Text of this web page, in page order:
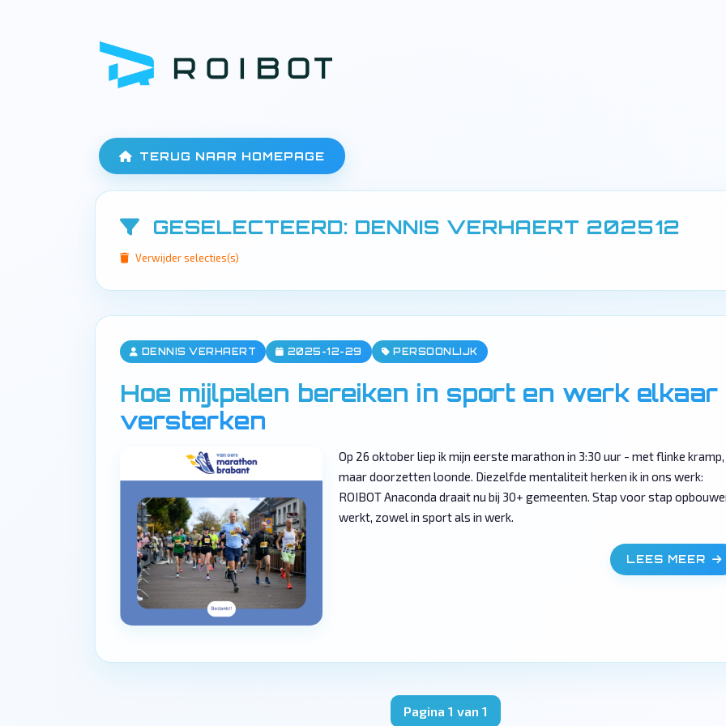
TERUG NAAR HOMEPAGE
GESELECTEERD: DENNIS VERHAERT 202512
Verwijder selecties(s)
DENNIS VERHAERT 2025-12-29 PERSOONLIJK
Hoe mijlpalen bereiken in sport en werk elkaar
versterken
Op 26 oktober liep ik mijn eerste marathon in 3:30 uur - met flinke kramp,
maar doorzetten loonde. Diezelfde mentaliteit herken ik in ons werk:
ROIBOT Anaconda draait nu bij 30+ gemeenten. Stap voor stap
werkt, zowel in sport als in werk.
LEES MEER
Pagina 1 van 1